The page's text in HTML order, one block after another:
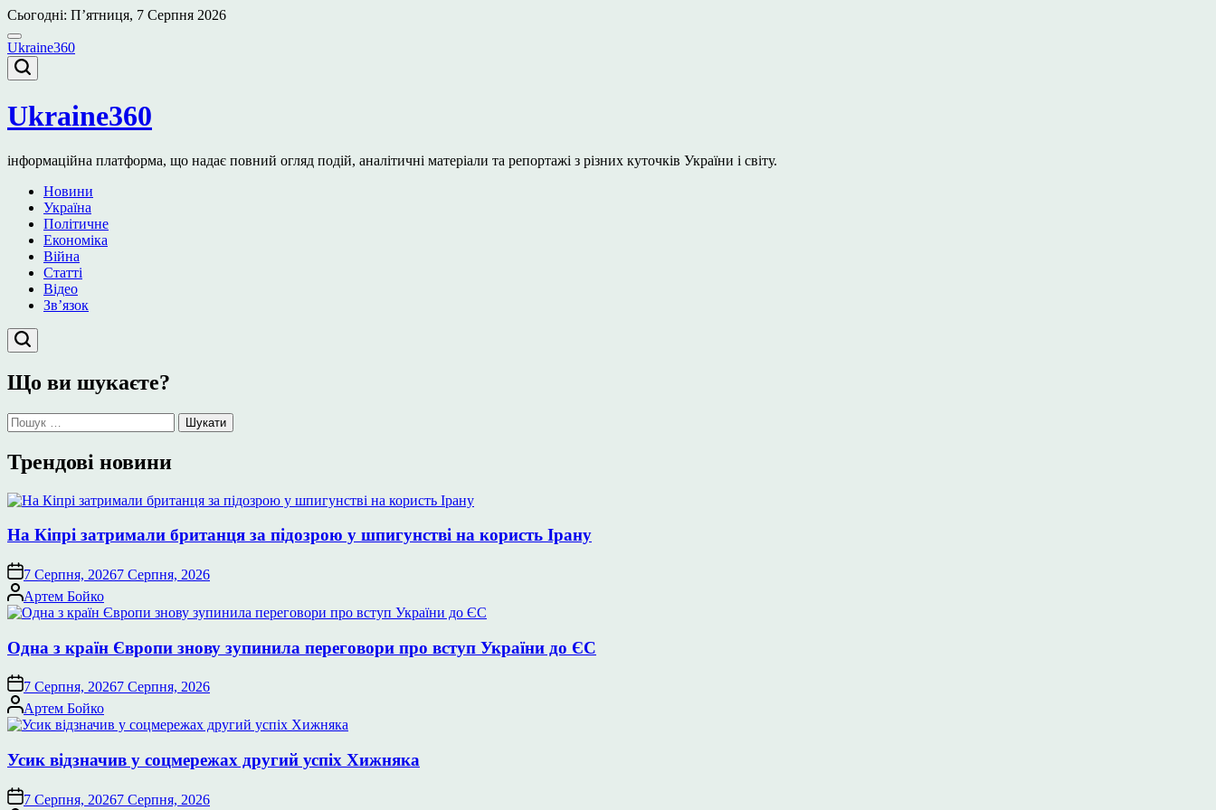
Перейти
до
вмісту
Сьогодні: П’ятниця, 7 Серпня 2026
Ukraine360
Ukraine360
інформаційна платформа, що надає повний огляд подій, аналітичні матеріали та репортажі з різних куточків України і світу.
Новини
Україна
Політичне
Економіка
Війна
Статті
Відео
Зв’язок
Що ви шукаєте?
Пошук:
Трендові новини
На Кіпрі затримали британця за підозрою у шпигунстві на користь Ірану
7 Серпня, 20267 Серпня, 2026
Опубліковано
Артем Бойко
Одна з країн Європи знову зупинила переговори про вступ України до ЄС
7 Серпня, 20267 Серпня, 2026
Опубліковано
Артем Бойко
Усик відзначив у соцмережах другий успіх Хижняка
7 Серпня, 20267 Серпня, 2026